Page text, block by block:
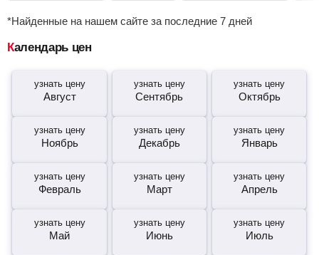
*Найденные на нашем сайте за последние 7 дней
Календарь цен
узнать цену
Август
узнать цену
Сентябрь
узнать цену
Октябрь
узнать цену
Ноябрь
узнать цену
Декабрь
узнать цену
Январь
узнать цену
Февраль
узнать цену
Март
узнать цену
Апрель
узнать цену
Май
узнать цену
Июнь
узнать цену
Июль